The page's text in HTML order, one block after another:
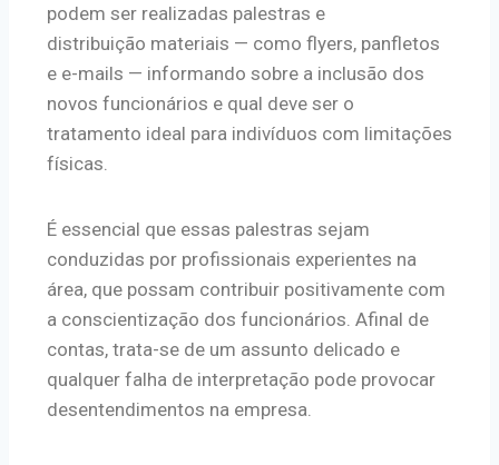
podem ser realizadas palestras e
distribuição materiais — como flyers, panfletos
e e-mails — informando sobre a inclusão dos
novos funcionários e qual deve ser o
tratamento ideal para indivíduos com limitações
físicas.
É essencial que essas palestras sejam
conduzidas por profissionais experientes na
área, que possam contribuir positivamente com
a conscientização dos funcionários. Afinal de
contas, trata-se de um assunto delicado e
qualquer falha de interpretação pode provocar
desentendimentos na empresa.